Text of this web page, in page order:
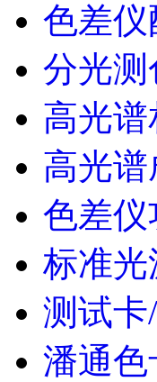
色差仪
分光测
高光谱
高光谱
色差
标准光
测试
潘通色